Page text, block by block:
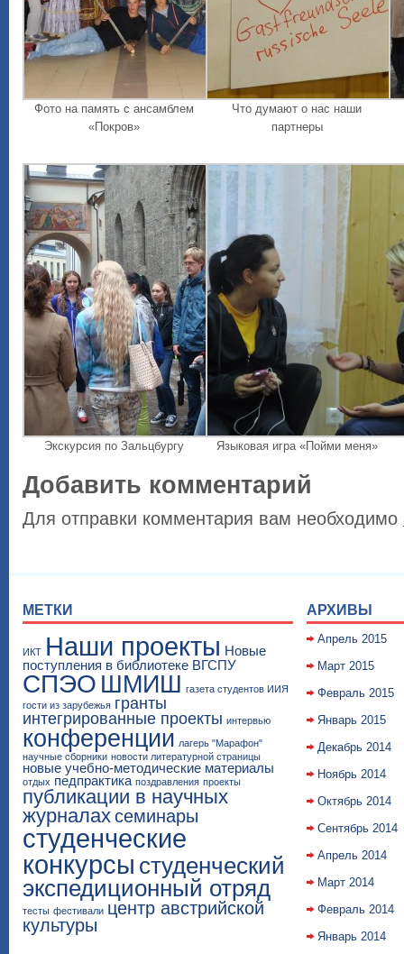
Фото на память с ансамблем
«Покров»
Что думают о нас наши
партнеры
Экскурсия по Зальцбургу Языковая игра «Пойми меня»
Добавить комментарий
Для отправки комментария вам необходимо
МЕТКИ
ИКТ Наши проекты Новые
поступления в библиотеке ВГСПУ
СПЭО ШМИШ газета студентов ИИЯ
гости из зарубежья гранты
интегрированные проекты интервью
конференции лагерь "Марафон"
научные сборники новости литературной страницы
новые учебно-методические материалы
отдых педпрактика поздравления проекты
публикации в научных
журналахсеминары
студенческие
конкурсы студенческий
экспедиционный отряд
тесты фестивали центр австрийской
культуры
АРХИВЫ
Апрель 2015
Март 2015
Февраль 2015
Январь 2015
Декабрь 2014
Ноябрь 2014
Октябрь 2014
Сентябрь 2014
Апрель 2014
Март 2014
Февраль 2014
Январь 2014